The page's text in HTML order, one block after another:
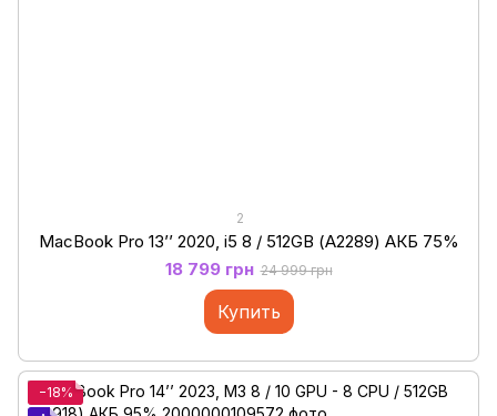
2
MacBook Pro 13’’ 2020, i5 8 / 512GB (А2289) АКБ 75%
18 799 грн 24 999 грн
Купить
−18%